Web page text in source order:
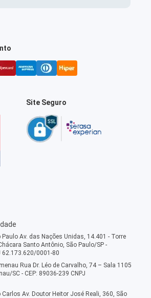
Site Seguro
Paulo Av. das Nações Unidas, 14.401 - Torre
Santo Antônio, São Paulo/SP -
62.173.620/0001-80
Rua Dr. Léo de Carvalho, 74 – Sala 1105
SC - CEP: 89036-239 CNPJ
Carlos Av. Doutor Heitor José Reali, 360, São